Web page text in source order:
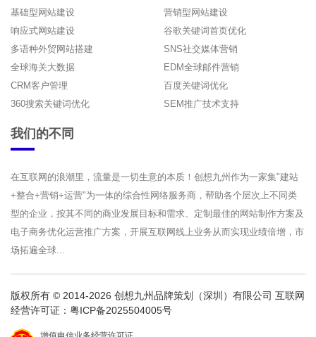
基础型网站建设
营销型网站建设
响应式网站建设
谷歌关键词首页优化
多语种外贸网站搭建
SNS社交媒体营销
全球海关大数据
EDM全球邮件营销
CRM客户管理
百度关键词优化
360搜索关键词优化
SEM推广技术支持
我们的不同
在互联网的浪潮里，流量是一切生意的本质！创想九州作为一家集"建站
+整合+营销+运营"为一体的综合性网络服务商，帮助各个层次上不同类
型的企业，按其不同的商业发展目标和需求、定制最佳的网站制作方案及
电子商务优化运营推广方案，开展互联网线上业务从而实现业绩倍增，市
场拓遍全球...
版权所有 © 2014-2026 创想九州品牌策划（深圳）有限公司 互联网
经营许可证： 粤ICP备2025504005号